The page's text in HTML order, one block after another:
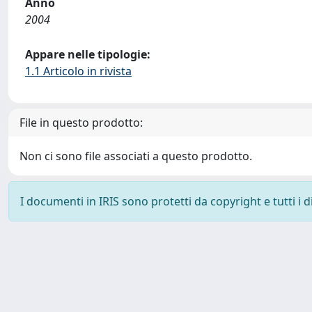
2004
Appare nelle tipologie:
1.1 Articolo in rivista
File in questo prodotto:
Non ci sono file associati a questo prodotto.
I documenti in IRIS sono protetti da copyright e tutti i